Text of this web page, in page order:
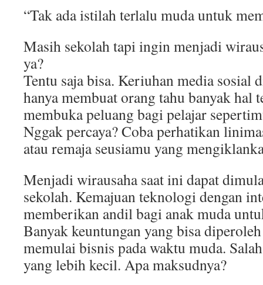
“Tak ada istilah terlalu muda untuk
Masih sekolah tapi ingin menjadi
ya?
Tentu saja bisa. Keriuhan media sosial
hanya membuat orang tahu banyak hal
membuka peluang bagi pelajar
Nggak percaya? Coba perhatikan
atau remaja seusiamu yang
Menjadi wirausaha saat ini dapat
sekolah. Kemajuan teknologi dengan
memberikan andil bagi anak muda
Banyak keuntungan yang bisa
memulai bisnis pada waktu muda.
yang lebih kecil. Apa maksudnya?